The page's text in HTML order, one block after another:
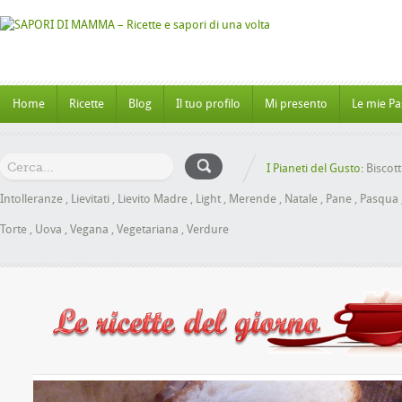
Home Ricette Blog Il tuo profilo Mi presento Le mie
I Pianeti del Gusto:
Intolleranze , Lievitati , Lievito Madre , Light , Merende , Natale , Pane , Pasqua
Torte , Uova , Vegana , Vegetariana , Verdure
al Miele senza